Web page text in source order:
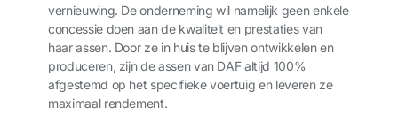
vernieuwing. De onderneming wil namelijk geen enkele
concessie doen aan de kwaliteit en prestaties van
haar assen. Door ze in huis te blijven ontwikkelen en
produceren, zijn de assen van DAF altijd 100%
afgestemd op het specifieke voertuig en leveren ze
maximaal rendement.